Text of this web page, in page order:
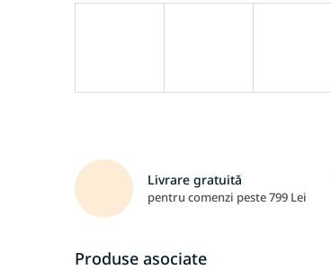
Livrare gratuită
pentru comenzi peste 799 Lei
Produse asociate